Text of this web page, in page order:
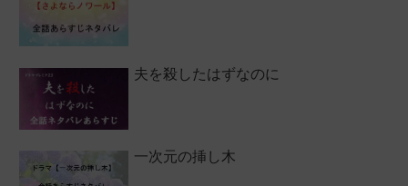
夫を殺したはずなのに
一次元の挿し木